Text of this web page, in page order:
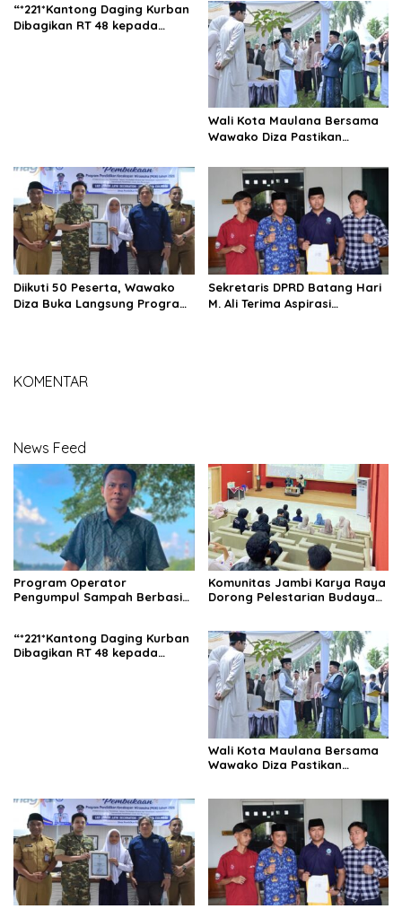
Rully Arizal: Pahami Dulu
Tujuan Programnya !!!
Jambi
“*221*Kantong Daging Kurban
Dibagikan RT 48 kepada
Wali Kota Maulana Bersama
Wawako Diza Pastikan
Kurban Dari Pemkot Jambi
Tepat Sasaran
Diikuti 50 Peserta, Wawako
Diza Buka Langsung Program
Sekretaris DPRD Batang Hari
M. Ali Terima Aspirasi
KOMENTAR
News Feed
Program Operator
Pengumpul Sampah Berbasis
Rully Arizal: Pahami Dulu
Tujuan Programnya !!!
Komunitas Jambi Karya Raya
Dorong Pelestarian Budaya
Jambi
“*221*Kantong Daging Kurban
Dibagikan RT 48 kepada
Wali Kota Maulana Bersama
Wawako Diza Pastikan
Tepat Sasaran